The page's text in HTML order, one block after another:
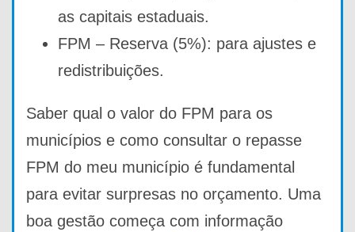
as capitais estaduais.
FPM – Reserva (5%): para ajustes e
redistribuições.
Saber qual o valor do FPM para os
municípios e como consultar o repasse
FPM do meu município é fundamental
para evitar surpresas no orçamento. Uma
boa gestão começa com informação